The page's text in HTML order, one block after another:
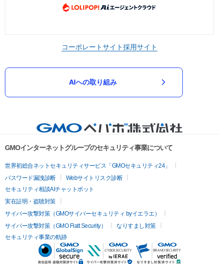
コーポレートサイト採用サイト
AIへの取り組み
GMOインターネットグループのセキュリティ事業について
世界初総合ネットセキュリティサービス「GMOセキュリティ24」
パスワード漏洩診断
Webサイトリスク診断
セキュリティ相談AIチャットボット
実在証明・盗聴対策
サイバー攻撃対策（GMOサイバーセキュリティ byイエラエ）
サイバー攻撃対策（GMO Flatt Security）
なりすまし対策
セキュリティ事業の軌跡